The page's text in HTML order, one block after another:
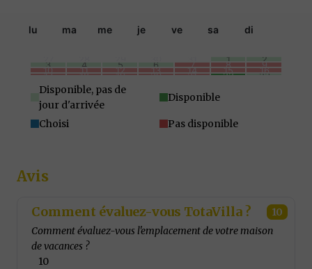
lu ma me je ve sa di
1 2
3 4 5 6 7 8 9
10 11 12 13 14 15 16
17 18 19 20 21 22 23
31 1 2
Disponible, pas de
jour d'arrivée
Disponible
Choisi Pas disponible
Avis
Comment évaluez-vous TotaVilla ?
10
Comment évaluez-vous l'emplacement de votre maison
de vacances ?
10